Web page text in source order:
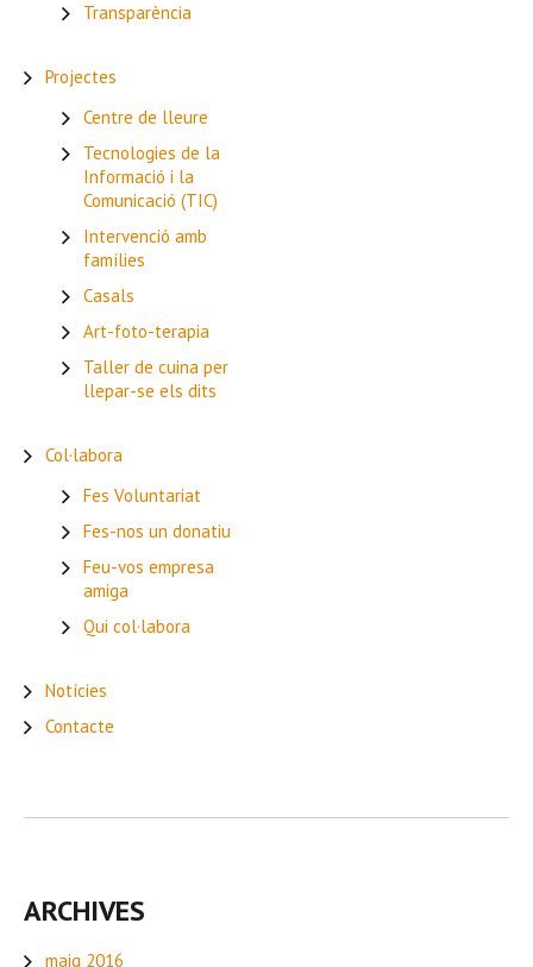
Transparència
Projectes
Centre de lleure
Tecnologies de la
Informació i la
Comunicació (TIC)
Intervenció amb
famílies
Casals
Art-foto-terapia
Taller de cuina per
llepar-se els dits
Col·labora
Fes Voluntariat
Fes-nos un donatiu
Feu-vos empresa
amiga
Qui col·labora
Notícies
Contacte
ARCHIVES
maig 2016